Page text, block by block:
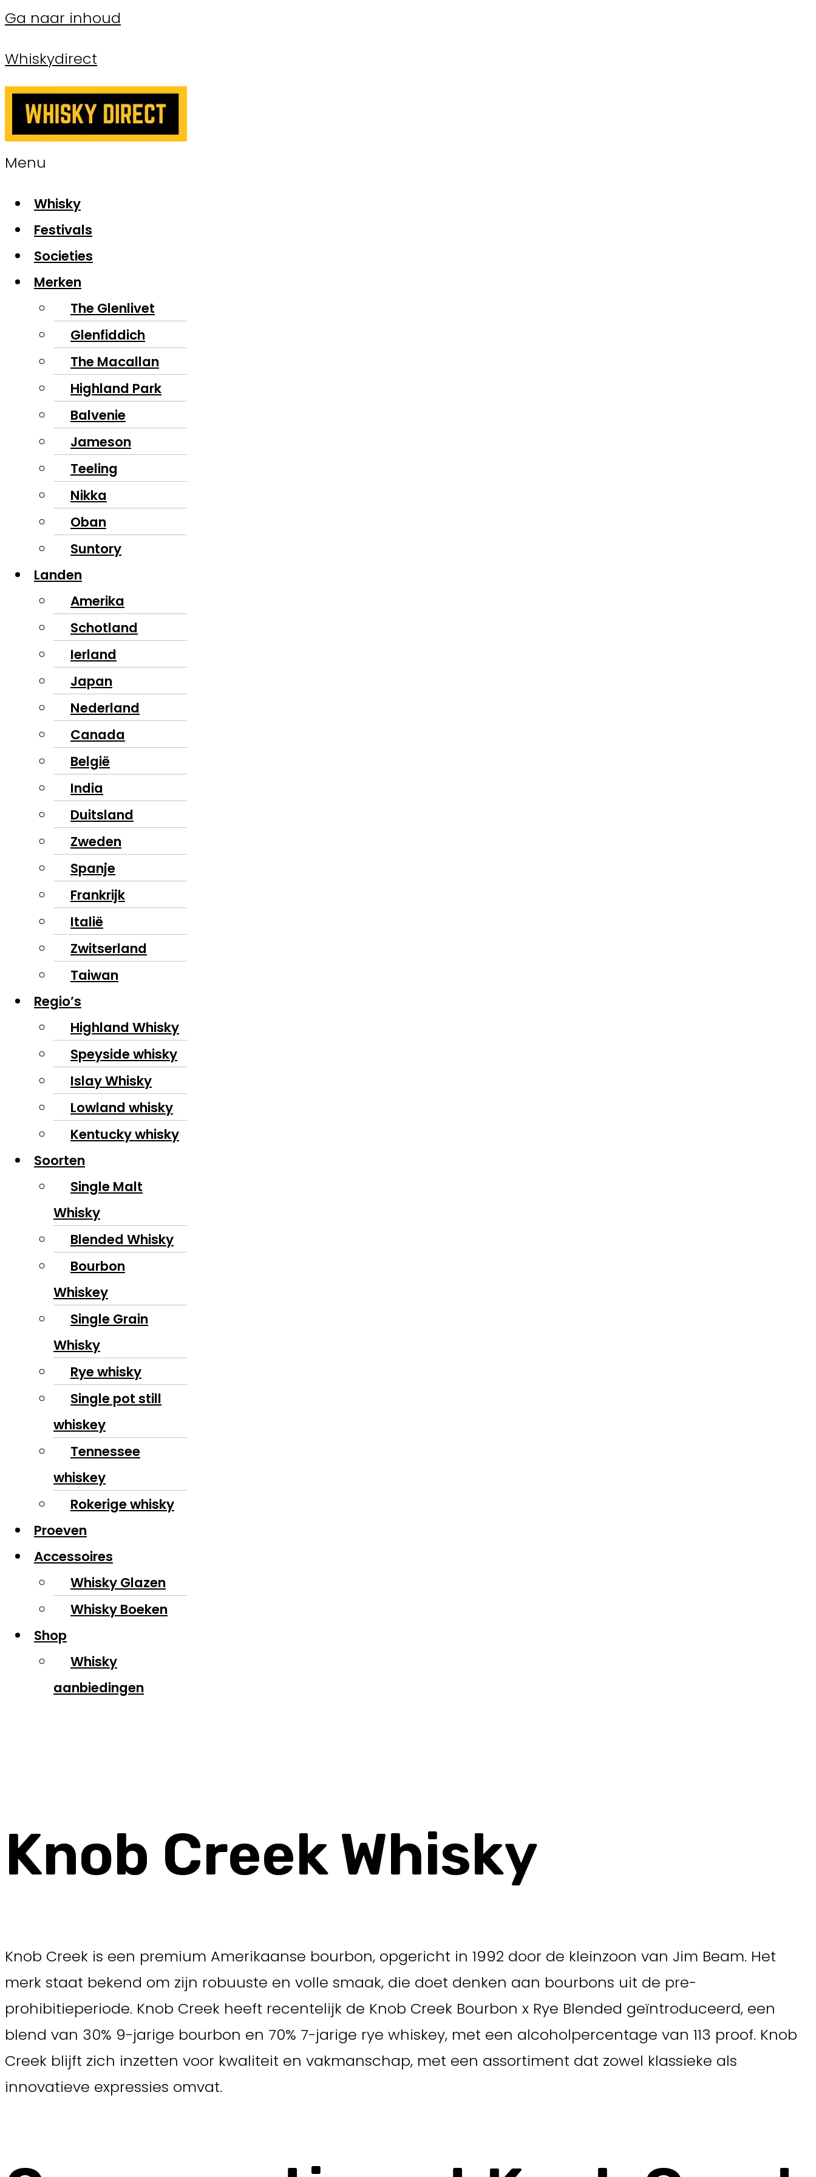
Ga naar inhoud
Whiskydirect
Menu
Whisky
Festivals
Societies
Merken
The Glenlivet
Glenfiddich
The Macallan
Highland Park
Balvenie
Jameson
Teeling
Nikka
Oban
Suntory
Landen
Amerika
Schotland
Ierland
Japan
Nederland
Canada
België
India
Duitsland
Zweden
Spanje
Frankrijk
Italië
Zwitserland
Taiwan
Regio’s
Highland Whisky
Speyside whisky
Islay Whisky
Lowland whisky
Kentucky whisky
Soorten
Single Malt
Whisky
Blended Whisky
Bourbon
Whiskey
Single Grain
Whisky
Rye whisky
Single pot still
whiskey
Tennessee
whiskey
Rokerige whisky
Proeven
Accessoires
Whisky Glazen
Whisky Boeken
Shop
Whisky
aanbiedingen
Knob Creek Whisky
Knob Creek is een premium Amerikaanse bourbon, opgericht in 1992 door de kleinzoon van Jim Beam. Het
merk staat bekend om zijn robuuste en volle smaak, die doet denken aan bourbons uit de pre-
prohibitieperiode. Knob Creek heeft recentelijk de Knob Creek Bourbon x Rye Blended geïntroduceerd, een
blend van 30% 9-jarige bourbon en 70% 7-jarige rye whiskey, met een alcoholpercentage van 113 proof. Knob
Creek blijft zich inzetten voor kwaliteit en vakmanschap, met een assortiment dat zowel klassieke als
innovatieve expressies omvat.